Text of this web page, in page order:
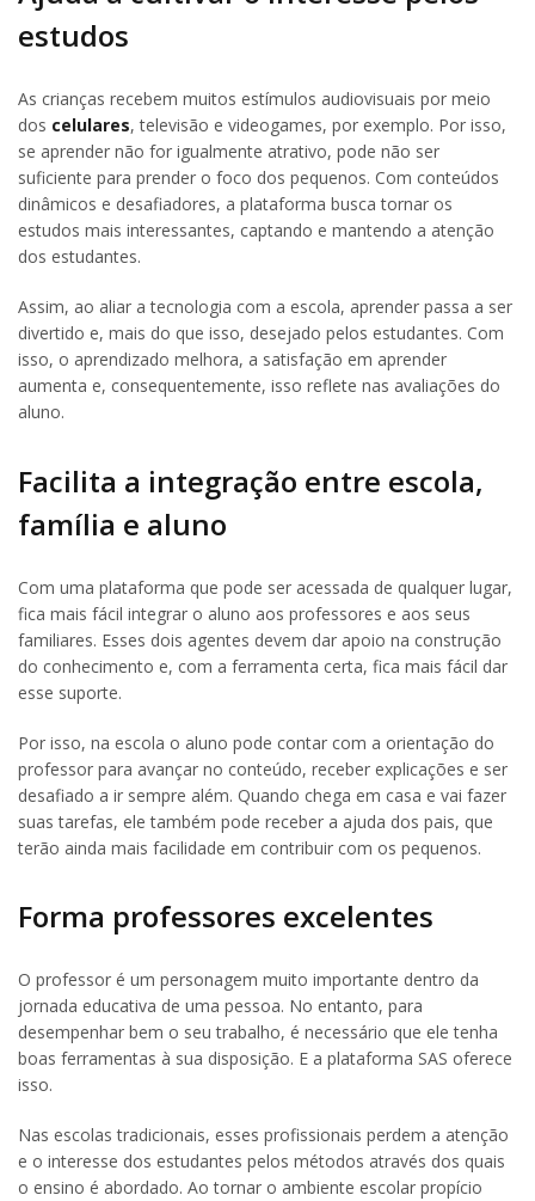
estudos
As crianças recebem muitos estímulos audiovisuais por meio
dos celulares, televisão e videogames, por exemplo. Por isso,
se aprender não for igualmente atrativo, pode não ser
suficiente para prender o foco dos pequenos. Com conteúdos
dinâmicos e desafiadores, a plataforma busca tornar os
estudos mais interessantes, captando e mantendo a atenção
dos estudantes.
Assim, ao aliar a tecnologia com a escola, aprender passa a ser
divertido e, mais do que isso, desejado pelos estudantes. Com
isso, o aprendizado melhora, a satisfação em aprender
aumenta e, consequentemente, isso reflete nas avaliações do
aluno.
Facilita a integração entre escola,
família e aluno
Com uma plataforma que pode ser acessada de qualquer lugar,
fica mais fácil integrar o aluno aos professores e aos seus
familiares. Esses dois agentes devem dar apoio na construção
do conhecimento e, com a ferramenta certa, fica mais fácil dar
esse suporte.
Por isso, na escola o aluno pode contar com a orientação do
professor para avançar no conteúdo, receber explicações e ser
desafiado a ir sempre além. Quando chega em casa e vai fazer
suas tarefas, ele também pode receber a ajuda dos pais, que
terão ainda mais facilidade em contribuir com os pequenos.
Forma professores excelentes
O professor é um personagem muito importante dentro da
jornada educativa de uma pessoa. No entanto, para
desempenhar bem o seu trabalho, é necessário que ele tenha
boas ferramentas à sua disposição. E a plataforma SAS oferece
isso.
Nas escolas tradicionais, esses profissionais perdem a atenção
e o interesse dos estudantes pelos métodos através dos quais
o ensino é abordado. Ao tornar o ambiente escolar propício